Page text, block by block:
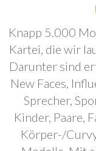
Knapp 5.000
Kartei, die wir
Darunter sind
New Faces,
Sprecher,
Kinder, Paare,
Körper-/